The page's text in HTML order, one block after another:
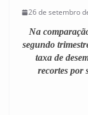
26 de setembro
Na
segundo
taxa de
recortes por